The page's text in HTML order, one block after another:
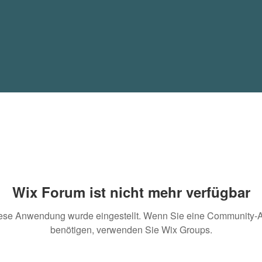
Wix Forum ist nicht mehr verfügbar
Anwendung wurde eingestellt. Wenn Sie eine Community-
benötigen, verwenden Sie Wix Groups.